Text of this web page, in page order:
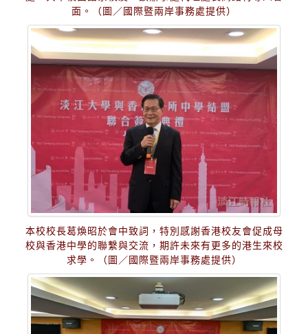
面。（圖／國際暨兩岸事務處提供）
本校校長葛煥昭於會中致詞，特別感謝香港校友會促成母
校與香港中學的聯繫與交流，期許未來有更多的港生來校
求學。（圖／國際暨兩岸事務處提供）